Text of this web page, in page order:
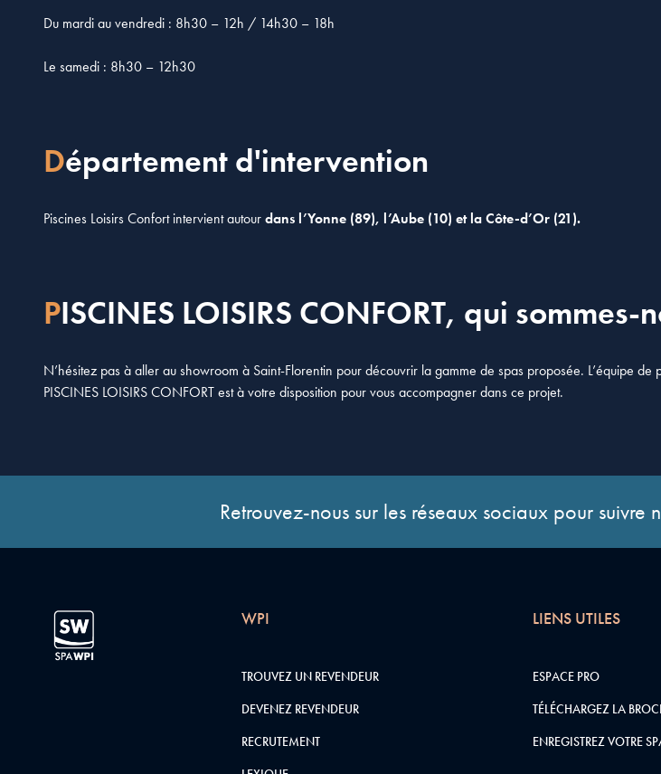
Du mardi au vendredi : 8h30 – 12h / 14h30 – 18h
Le samedi : 8h30 – 12h30
Département d'intervention
Piscines Loisirs Confort intervient autourdans l’Yonne (89), l’Aube (10) et la Côte-d’Or (21).
PISCINES LOISIRS CONFORT, qui sommes-
N’hésitez pas à aller au showroom à Saint-Florentin pour découvrir la gamme de spas proposée. L’équipe de
PISCINES LOISIRS CONFORT est à votre disposition pour vous accompagner dans ce projet.
Retrouvez-nous sur les réseaux sociaux pour suivre
WPI
TROUVEZ UN REVENDEUR
DEVENEZ REVENDEUR
RECRUTEMENT
LIENS UTILES
ESPACE PRO
TÉLÉCHARGEZ LA
ENREGISTREZ VOTRE